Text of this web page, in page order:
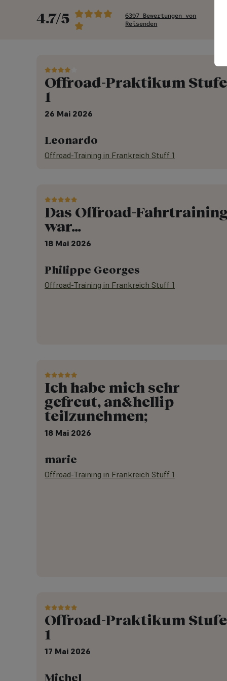
4.7/5
6397 Bewertungen von
Reisenden
Offroad-Praktikum Stufe
1
26 Mai 2026
Leonardo
Offroad-Training in Frankreich Stuff 1
Das Offroad-
war…
18 Mai 2026
Philippe Georges
Offroad-Training in Frankreich Stuff 1
Ich habe mich sehr
gefreut, an&hellip
teilzunehmen;
18 Mai 2026
marie
Offroad-Training in Frankreich Stuff 1
Offroad-Praktikum Stufe
1
17 Mai 2026
Michel